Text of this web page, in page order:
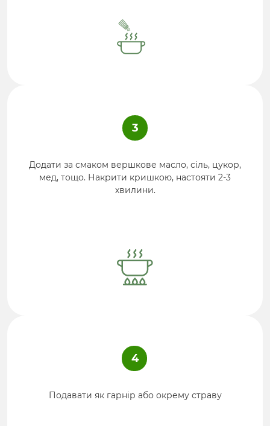
3
Додати за смаком вершкове масло, сіль, цукор,
мед, тощо. Накрити кришкою, настояти 2-3
хвилини.
4
Подавати як гарнір або окрему страву